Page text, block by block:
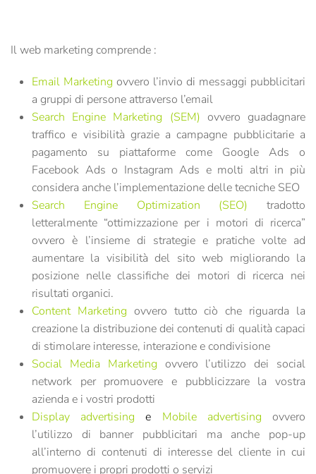
Il web marketing comprende :
Email Marketing ovvero l’invio di messaggi pubblicitari
a gruppi di persone attraverso l’email
Search Engine Marketing (SEM) ovvero guadagnare
traffico e visibilità grazie a campagne pubblicitarie a
pagamento su piattaforme come Google Ads o
Facebook Ads o Instagram Ads e molti altri in più
considera anche l’implementazione delle tecniche SEO
Search Engine Optimization (SEO) tradotto
letteralmente “ottimizzazione per i motori di ricerca”
ovvero è l’insieme di strategie e pratiche volte ad
aumentare la visibilità del sito web migliorando la
posizione nelle classifiche dei motori di ricerca nei
risultati organici.
Content Marketing ovvero tutto ciò che riguarda la
creazione la distribuzione dei contenuti di qualità capaci
di stimolare interesse, interazione e condivisione
Social Media Marketing ovvero l’utilizzo dei social
network per promuovere e pubblicizzare la vostra
azienda e i vostri prodotti
Display advertisinge Mobile advertising ovvero
l’utilizzo di banner pubblicitari ma anche pop-up
all’interno di contenuti di interesse del cliente in cui
promuovere i propri prodotti o servizi